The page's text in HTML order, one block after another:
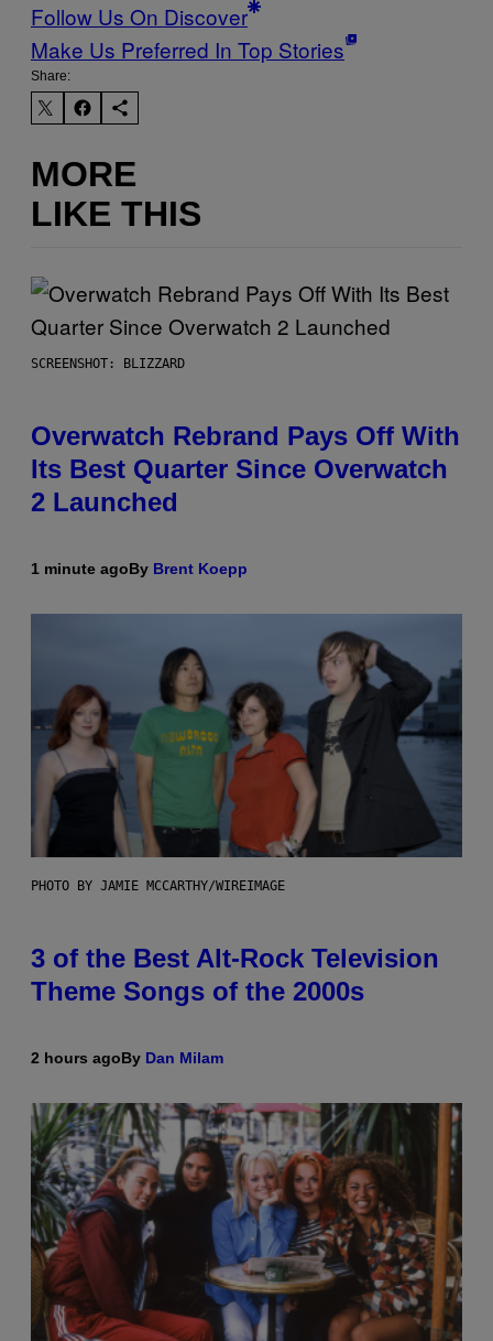
Follow Us On Discover
Make Us Preferred In Top Stories
Share:
MORE
LIKE THIS
SCREENSHOT: BLIZZARD
Overwatch Rebrand Pays Off With
Its Best Quarter Since Overwatch
2 Launched
1 minute agoBy Brent Koepp
PHOTO BY JAMIE MCCARTHY/WIREIMAGE
3 of the Best Alt-Rock Television
Theme Songs of the 2000s
2 hours agoBy Dan Milam